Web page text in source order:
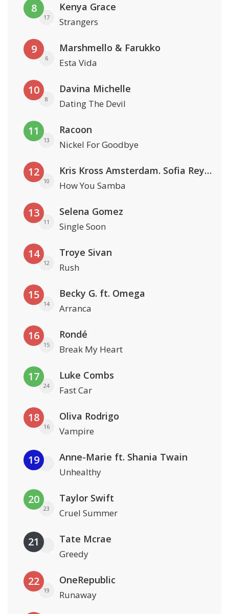
8
17
Kenya Grace
Strangers
9
6
Marshmello & Farukko
Esta Vida
10
8
Davina Michelle
Dating The Devil
11
13
Racoon
Nickel For Goodbye
12
10
Kris Kross Amsterdam. Sofia Reyes & Tinie Tempah
How You Samba
13
11
Selena Gomez
Single Soon
14
12
Troye Sivan
Rush
15
14
Becky G. ft. Omega
Arranca
16
15
Rondé
Break My Heart
17
24
Luke Combs
Fast Car
18
16
Oliva Rodrigo
Vampire
19 Anne-Marie ft. Shania Twain
Unhealthy
20
23
Taylor Swift
Cruel Summer
21 Tate Mcrae
Greedy
22
19
OneRepublic
Runaway